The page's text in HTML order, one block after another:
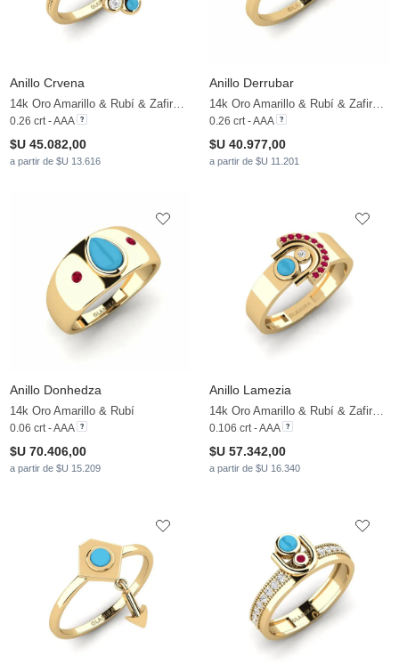
Anillo Crvena
14k Oro Amarillo & Rubí & Zafiro blanco
0.26 crt - AAA
$U 45.082,00
a partir de $U 13.616
Anillo Derrubar
14k Oro Amarillo & Rubí & Zafiro blanco
0.26 crt - AAA
$U 40.977,00
a partir de $U 11.201
Anillo Donhedza
14k Oro Amarillo & Rubí
0.06 crt - AAA
$U 70.406,00
a partir de $U 15.209
Anillo Lamezia
14k Oro Amarillo & Rubí & Zafiro blanco
0.106 crt - AAA
$U 57.342,00
a partir de $U 16.340